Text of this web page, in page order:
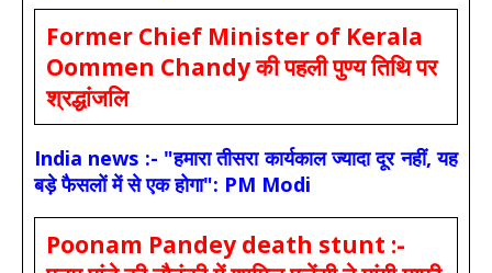
Former Chief Minister of Kerala
Oommen Chandy की पहली पुण्य तिथि पर
श्रद्धांजलि
India news :- "हमारा तीसरा कार्यकाल ज्यादा दूर नहीं, यह
बड़े फैसलों में से एक होगा": PM Modi
Poonam Pandey death stunt :-